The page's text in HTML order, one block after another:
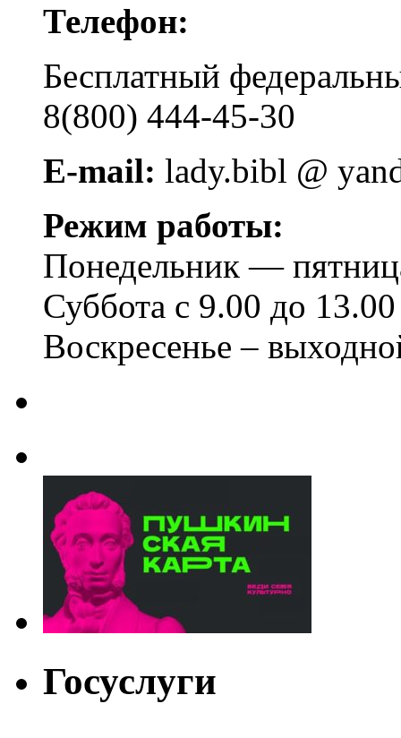
Телефон:
Бесплатный
8(800) 444-45-30
E-mail: lady.bibl @
Режим работы:
Понедельник —
Суббота с 9.00 до 13.00
Воскресенье –
Госуслуги